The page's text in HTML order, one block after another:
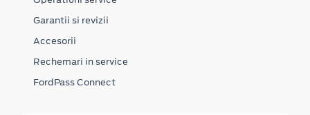
Garantii si revizii
Accesorii
Rechemari in service
FordPass Connect